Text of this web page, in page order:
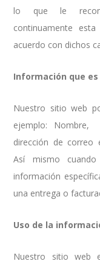
lo que le
continuamente
acuerdo con dichos
Información que
Nuestro sitio web
ejemplo:
dirección de correo
Así mismo
información
una entrega o
Uso de la
Nuestro sitio web